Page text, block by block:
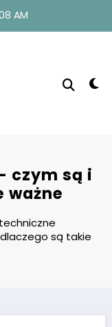
AM
czym są i
ważne
są takie